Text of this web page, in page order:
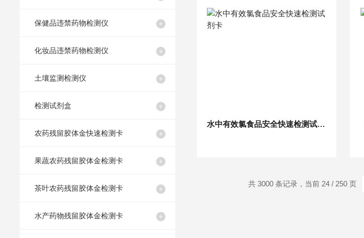
保健品违禁药物检测仪
化妆品违禁药物检测仪
土壤监测检测仪
检测试剂盒
农药残留胶体金快速检测卡
果蔬农药残留胶体金检测卡
茶叶农药残留胶体金检测卡
水产药物残留胶体金检测卡
水中有效氯食品安全快速检测试剂卡
共 3000 条记录，当前 24 / 250 页